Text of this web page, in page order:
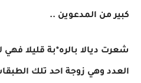
كبير من المدعوين ..
شعرت ديالا بالره*بة قليلا
العدد وهي زوجة احد تلك